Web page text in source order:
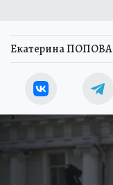
Екатерина ПОПОВА